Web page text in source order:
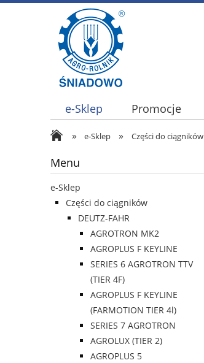
e-Sklep Promocje
» e-Sklep » Części do ciągników
Menu
e-Sklep
Części do ciągników
DEUTZ-FAHR
AGROTRON MK2
AGROPLUS F KEYLINE
SERIES 6 AGROTRON TTV
(TIER 4F)
AGROPLUS F KEYLINE
(FARMOTION TIER 4l)
SERIES 7 AGROTRON
AGROLUX (TIER 2)
AGROPLUS 5